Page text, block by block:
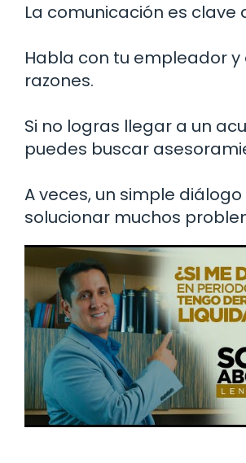
La comunicación es clave
Habla con tu empleador y
razones.
Si no logras llegar a un
puedes buscar
A veces, un simple
solucionar muchos